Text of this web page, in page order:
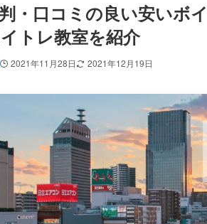
・口コミの良い安いボ
トレ教室を紹介
2021年11月28日 2021年12月19日